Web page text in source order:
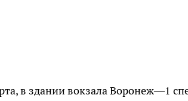
в здании вокзала Воронеж—1